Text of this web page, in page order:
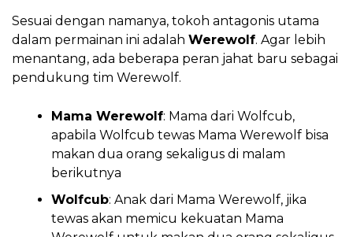
Sesuai dengan namanya, tokoh antagonis utama
dalam permainan ini adalah Werewolf. Agar lebih
menantang, ada beberapa peran jahat baru sebagai
pendukung tim Werewolf.
Mama Werewolf: Mama dari Wolfcub,
apabila Wolfcub tewas Mama Werewolf bisa
makan dua orang sekaligus di malam
berikutnya
Wolfcub: Anak dari Mama Werewolf, jika
tewas akan memicu kekuatan Mama